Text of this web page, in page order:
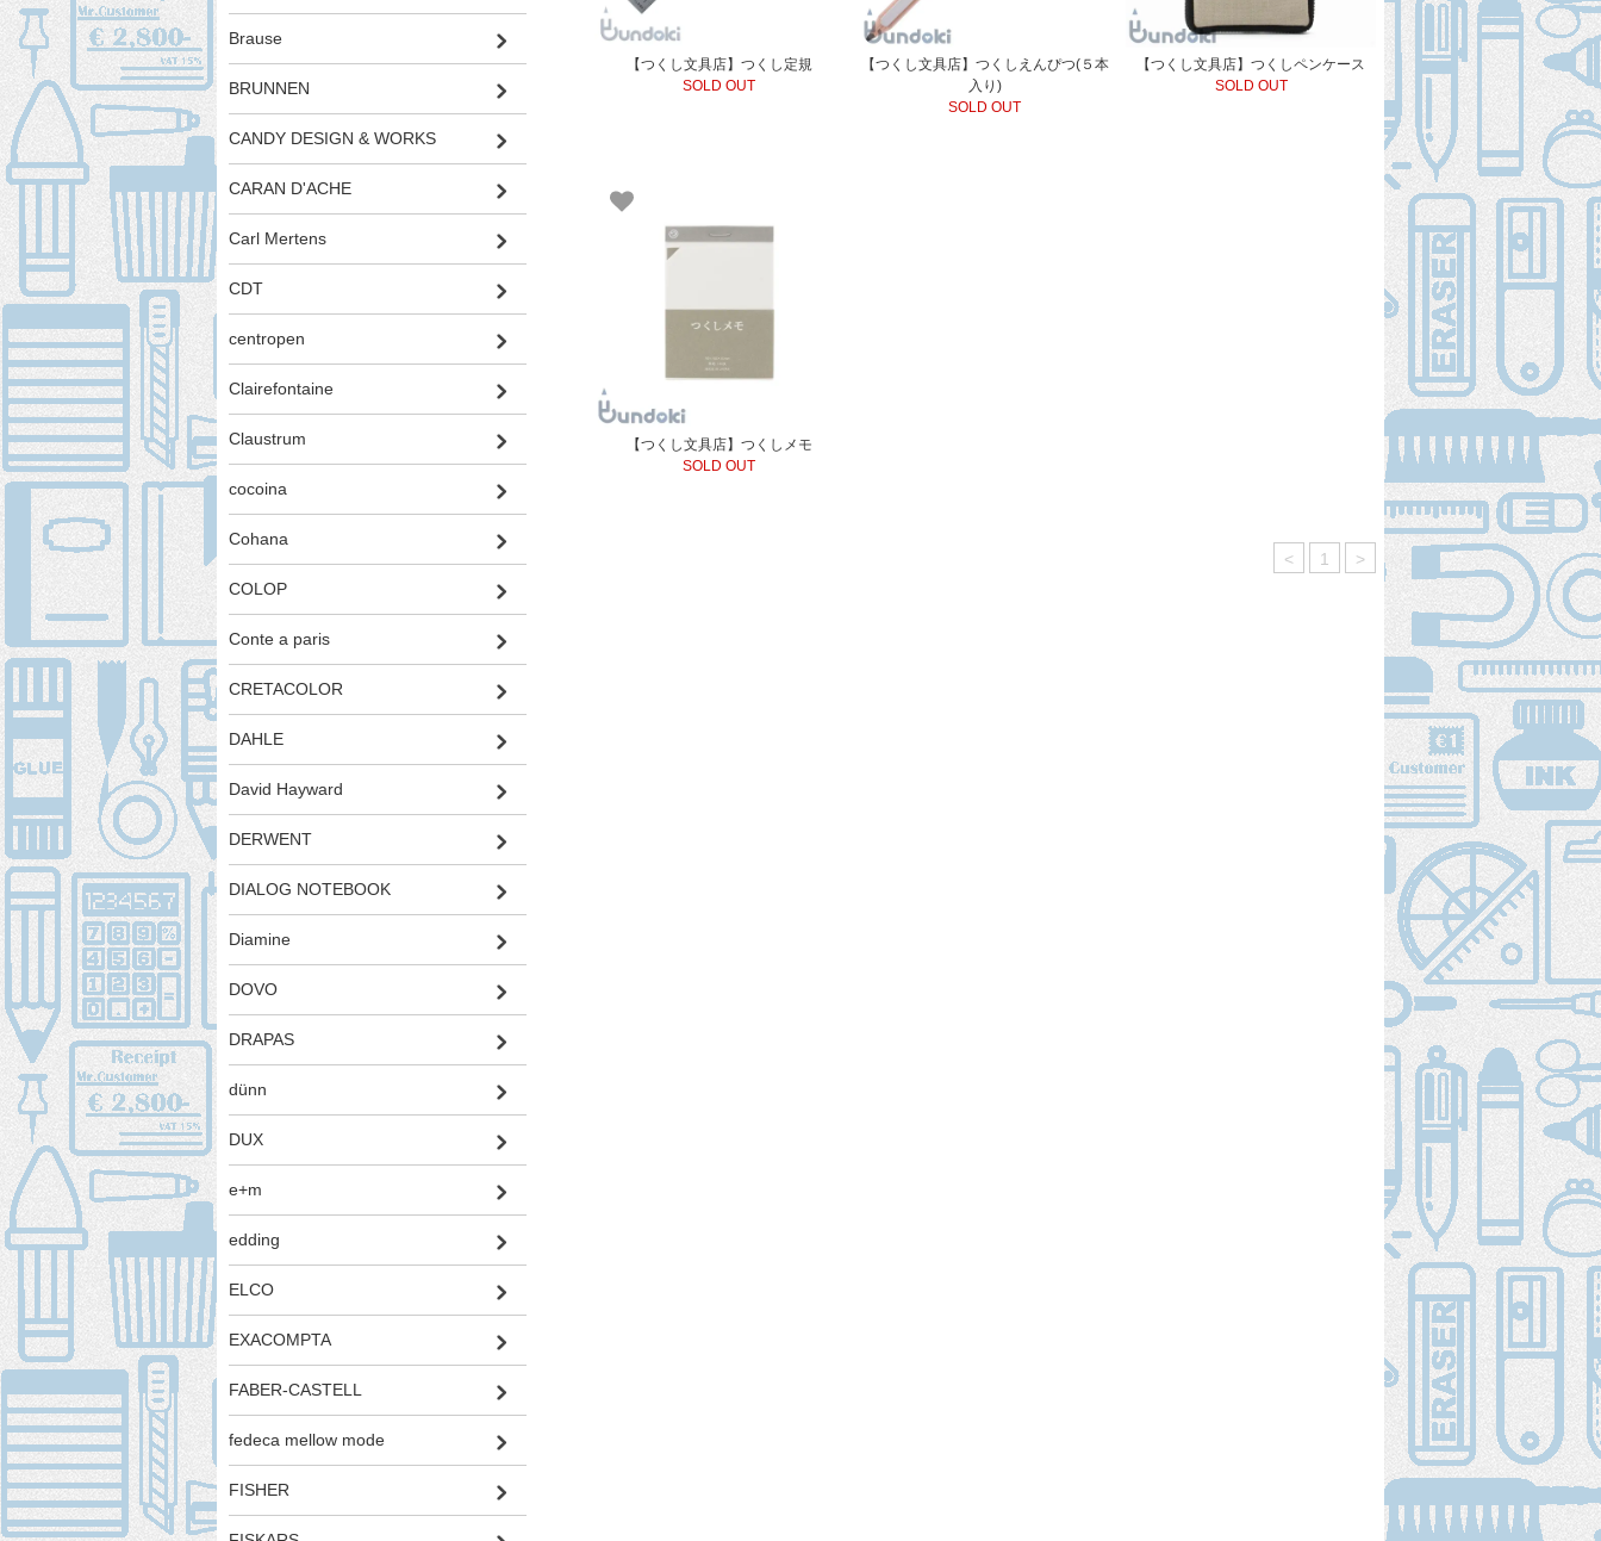
【つくし文具店】つくし定規
SOLD OUT
【つくし文具店】つくしえんぴつ(５本
入り)
SOLD OUT
【つくし文具店】つくしペンケース
SOLD OUT
【つくし文具店】つくしメモ
SOLD OUT
< 1 >
Brause
BRUNNEN
CANDY DESIGN & WORKS
CARAN D'ACHE
Carl Mertens
CDT
centropen
Clairefontaine
Claustrum
cocoina
Cohana
COLOP
Conte a paris
CRETACOLOR
DAHLE
David Hayward
DERWENT
DIALOG NOTEBOOK
Diamine
DOVO
DRAPAS
dünn
DUX
e+m
edding
ELCO
EXACOMPTA
FABER-CASTELL
fedeca mellow mode
FISHER